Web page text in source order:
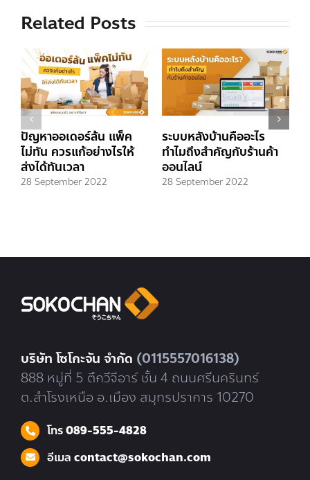
Related Posts
ปัญหาออเดอร์ล้น แพ็ค
ไม่ทัน ควรแก้อย่างไรให้
ส่งได้ทันเวลา
28 September 2022
ระบบหลังบ้านคืออะไร
ทำไมถึงสำคัญกับร้านค้า
ออนไลน์
28 September 2022
บริษัท โซโกะจัน จำกัด (0115557016138)
888 หมู่ที่ 5 ตึกวีจีอาร์ ชั้น 4 ถนนศรีนครินทร์
ต.สำโรงเหนือ อ.เมือง สมุทรปราการ 10270
โทร089-555-4828
อีเมลcontact@sokochan.com